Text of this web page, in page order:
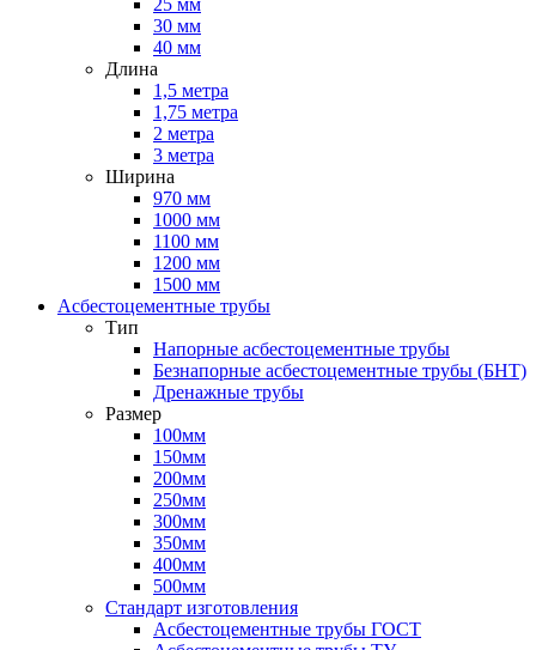
25 мм
30 мм
40 мм
Длина
1,5 метра
1,75 метра
2 метра
3 метра
Ширина
970 мм
1000 мм
1100 мм
1200 мм
1500 мм
Асбестоцементные трубы
Тип
Напорные асбестоцементные трубы
Безнапорные асбестоцементные трубы (БНТ)
Дренажные трубы
Размер
100мм
150мм
200мм
250мм
300мм
350мм
400мм
500мм
Стандарт изготовления
Асбестоцементные трубы ГОСТ